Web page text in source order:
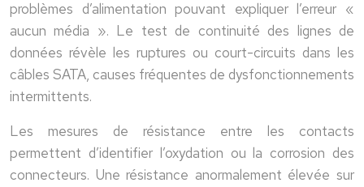
problèmes d’alimentation pouvant expliquer l’erreur «
aucun média ». Le test de continuité des lignes de
données révèle les ruptures ou court-circuits dans les
câbles SATA, causes fréquentes de dysfonctionnements
intermittents.
Les mesures de résistance entre les contacts
permettent d’identifier l’oxydation ou la corrosion des
connecteurs. Une résistance anormalement élevée sur